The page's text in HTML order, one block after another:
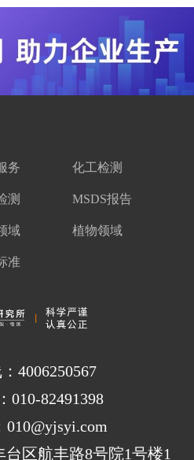
务 化工检测
测 MSDS报告
域 植物领域
准
4006250567
010-82491398
区航丰路8号院1号楼1